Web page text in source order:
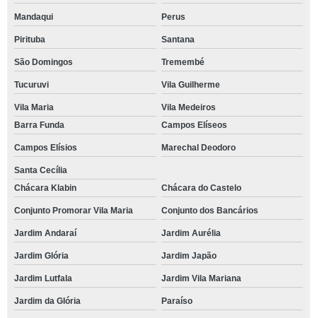
Mandaqui Perus
Pirituba Santana
São Domingos Tremembé
Tucuruvi Vila Guilherme
Vila Maria
Vila Medeiros
Barra Funda
Campos Elíseos
Campos Elísios Marechal Deodoro
Santa Cecília
Chácara Klabin
Chácara do Castelo
Conjunto Promorar Vila Maria Conjunto dos Bancários
Jardim Andaraí Jardim Aurélia
Jardim Glória Jardim Japão
Jardim Lutfala Jardim Vila Mariana
Jardim da Glória Paraíso